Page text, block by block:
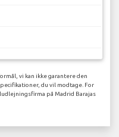
vi kan ikke garantere den
du vil modtage. For
på Madrid Barajas